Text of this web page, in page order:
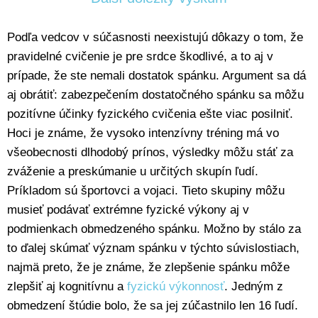
Podľa vedcov v súčasnosti neexistujú dôkazy o tom, že
pravidelné cvičenie je pre srdce škodlivé, a to aj v
prípade, že ste nemali dostatok spánku. Argument sa dá
aj obrátiť: zabezpečením dostatočného spánku sa môžu
pozitívne účinky fyzického cvičenia ešte viac posilniť.
Hoci je známe, že vysoko intenzívny tréning má vo
všeobecnosti dlhodobý prínos, výsledky môžu stáť za
zváženie a preskúmanie u určitých skupín ľudí.
Príkladom sú športovci a vojaci. Tieto skupiny môžu
musieť podávať extrémne fyzické výkony aj v
podmienkach obmedzeného spánku. Možno by stálo za
to ďalej skúmať význam spánku v týchto súvislostiach,
najmä preto, že je známe, že zlepšenie spánku môže
zlepšiť aj kognitívnu a fyzickú výkonnosť. Jedným z
obmedzení štúdie bolo, že sa jej zúčastnilo len 16 ľudí.